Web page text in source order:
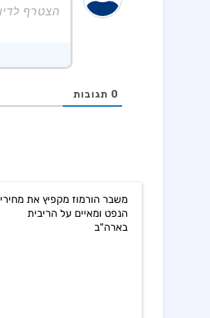
0 תגובות
משבר הורמוז מקפיץ את מחירי
הנפט ומאיים על הריבית
בארה"ב